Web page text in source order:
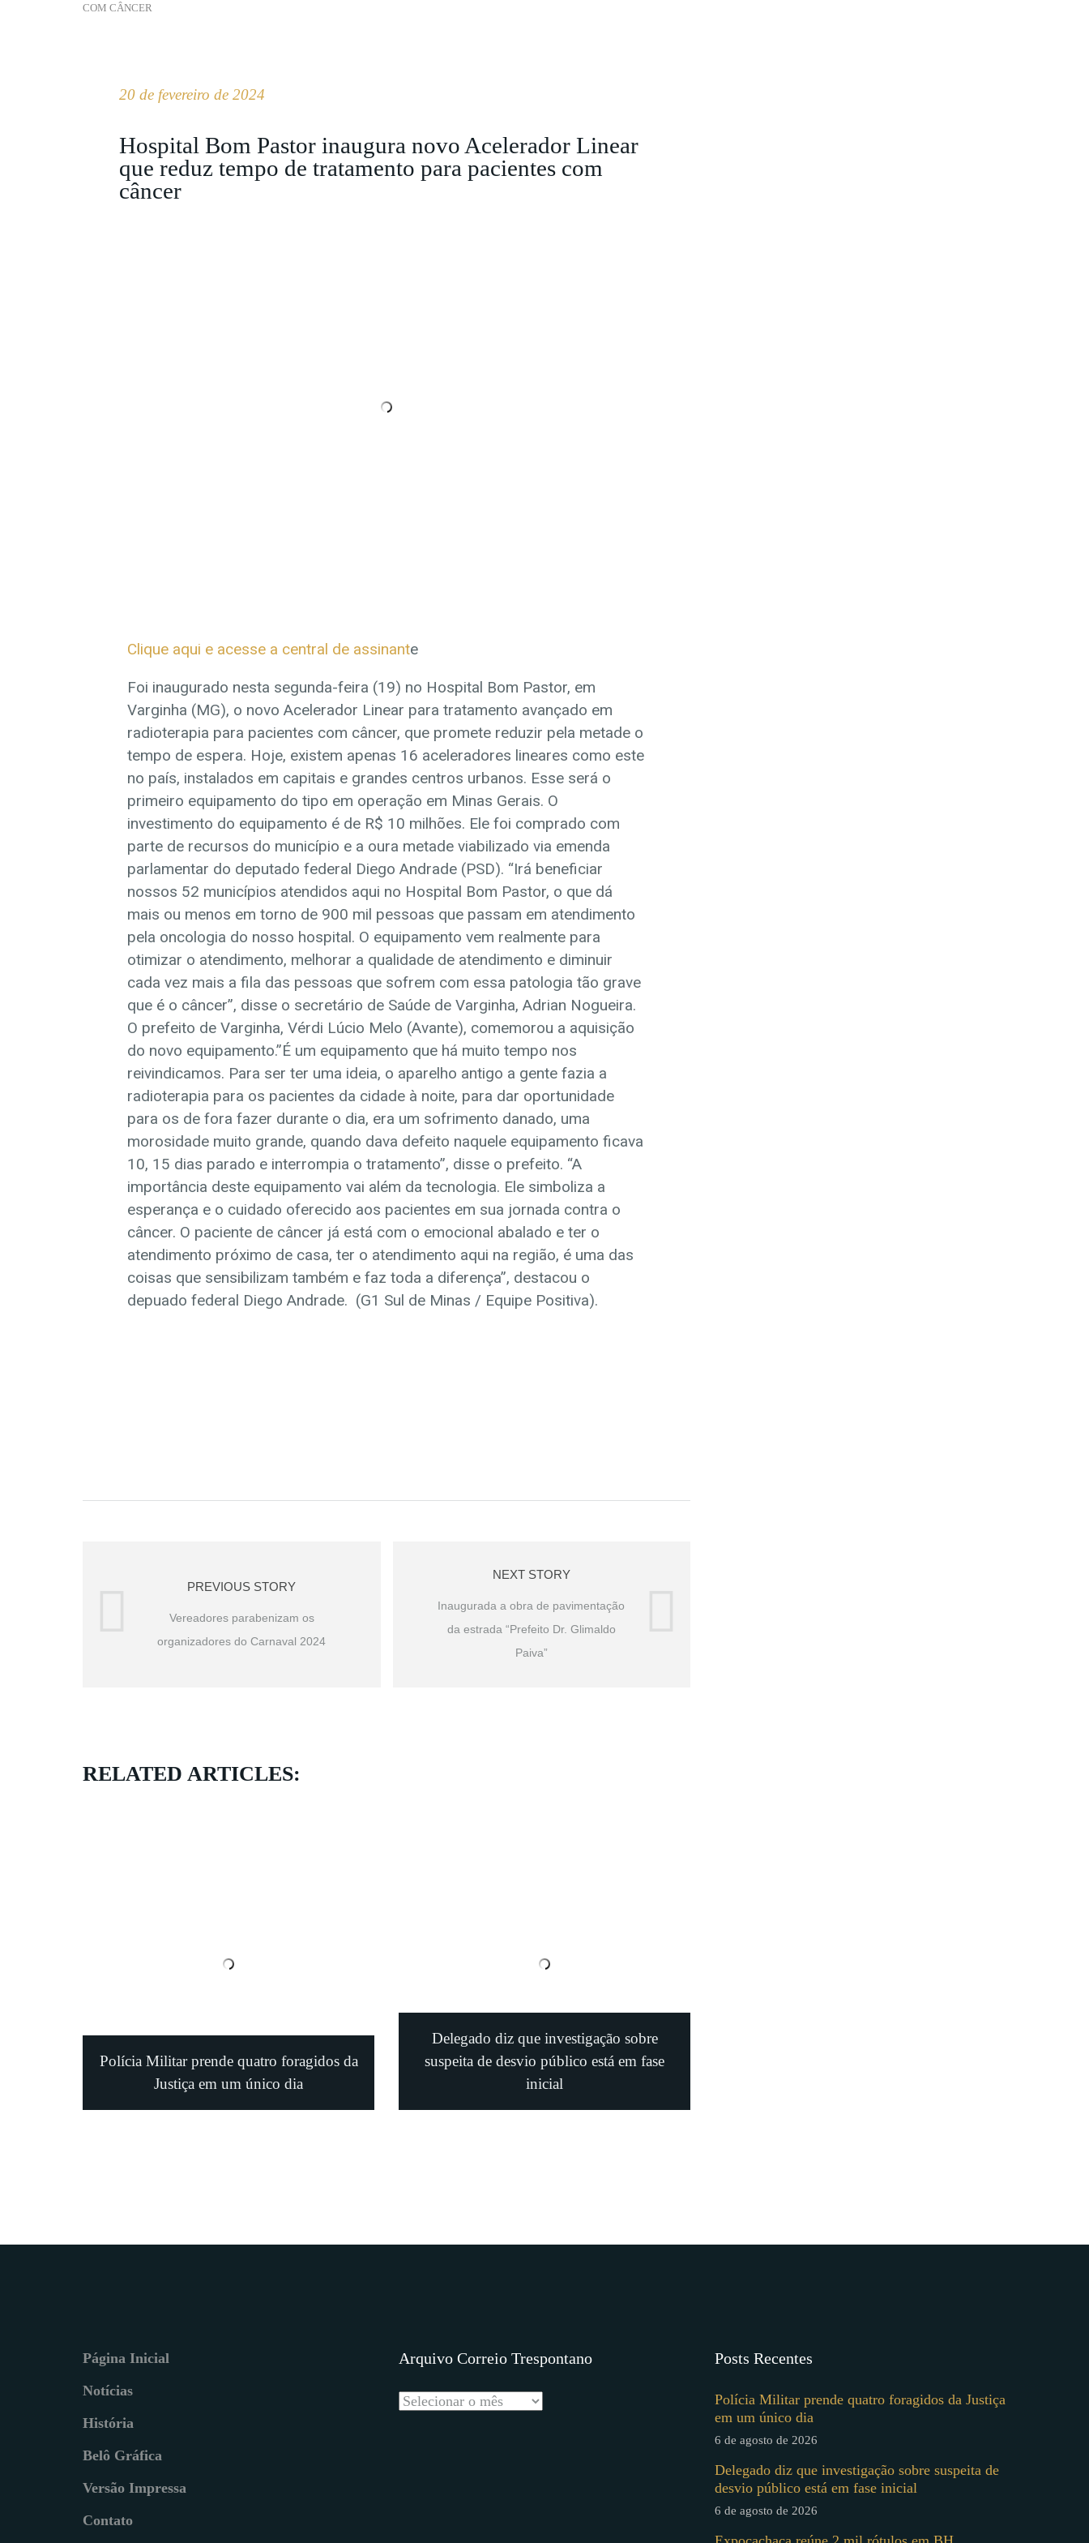
COM CÂNCER
20 de fevereiro de 2024
Hospital Bom Pastor inaugura novo Acelerador Linear
que reduz tempo de tratamento para pacientes com
câncer
Clique aqui e acesse a central de assinante
Foi inaugurado nesta segunda-feira (19) no Hospital Bom Pastor, em
Varginha (MG), o novo Acelerador Linear para tratamento avançado em
radioterapia para pacientes com câncer, que promete reduzir pela metade o
tempo de espera. Hoje, existem apenas 16 aceleradores lineares como este
no país, instalados em capitais e grandes centros urbanos. Esse será o
primeiro equipamento do tipo em operação em Minas Gerais. O
investimento do equipamento é de R$ 10 milhões. Ele foi comprado com
parte de recursos do município e a oura metade viabilizado via emenda
parlamentar do deputado federal Diego Andrade (PSD). “Irá beneficiar
nossos 52 municípios atendidos aqui no Hospital Bom Pastor, o que dá
mais ou menos em torno de 900 mil pessoas que passam em atendimento
pela oncologia do nosso hospital. O equipamento vem realmente para
otimizar o atendimento, melhorar a qualidade de atendimento e diminuir
cada vez mais a fila das pessoas que sofrem com essa patologia tão grave
que é o câncer”, disse o secretário de Saúde de Varginha, Adrian Nogueira.
O prefeito de Varginha, Vérdi Lúcio Melo (Avante), comemorou a aquisição
do novo equipamento.”É um equipamento que há muito tempo nos
reivindicamos. Para ser ter uma ideia, o aparelho antigo a gente fazia a
radioterapia para os pacientes da cidade à noite, para dar oportunidade
para os de fora fazer durante o dia, era um sofrimento danado, uma
morosidade muito grande, quando dava defeito naquele equipamento ficava
10, 15 dias parado e interrompia o tratamento”, disse o prefeito. “A
importância deste equipamento vai além da tecnologia. Ele simboliza a
esperança e o cuidado oferecido aos pacientes em sua jornada contra o
câncer. O paciente de câncer já está com o emocional abalado e ter o
atendimento próximo de casa, ter o atendimento aqui na região, é uma das
coisas que sensibilizam também e faz toda a diferença”, destacou o
depuado federal Diego Andrade. (G1 Sul de Minas / Equipe Positiva).
PREVIOUS STORY
Vereadores parabenizam os
organizadores do Carnaval 2024
NEXT STORY
Inaugurada a obra de pavimentação
da estrada “Prefeito Dr. Glimaldo
Paiva”
RELATED ARTICLES:
Polícia Militar prende quatro foragidos da
Justiça em um único dia
Delegado diz que investigação sobre
suspeita de desvio público está em fase
inicial
Página Inicial
Notícias
História
Belô Gráfica
Versão Impressa
Contato
Arquivo Correio Trespontano Posts Recentes
Polícia Militar prende quatro foragidos da Justiça
em um único dia
6 de agosto de 2026
Delegado diz que investigação sobre suspeita de
desvio público está em fase inicial
6 de agosto de 2026